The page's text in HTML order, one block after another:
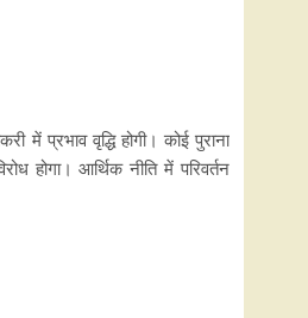
प्रभाव वृद्धि होगी। कोई पुराना
होगा। आर्थिक नीति में परिवर्तन